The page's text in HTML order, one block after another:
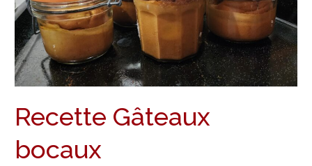
Recette Gâteaux
bocaux